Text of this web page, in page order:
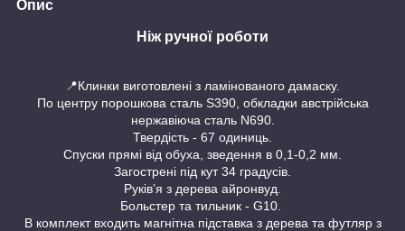
Опис
Ніж ручної роботи
📍Клинки виготовлені з ламінованого дамаску.
По центру порошкова сталь S390, обкладки австрійська
нержавіюча сталь N690.
Твердість - 67 одиниць.
Спуски прямі від обуха, зведення в 0,1-0,2 мм.
Загострені під кут 34 градусів.
Руківʼя з дерева айронвуд.
Больстер та тильник - G10.
В комплект входить магнітна підставка з дерева та футляр з